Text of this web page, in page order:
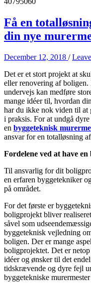
Få en
din nye
December 12, 2018 /
Det er et stort projekt at
eller renovering af
undervejs kan medføre
mange idéer til, hvordan
har du ikke nok viden til at
i praksis. For at undgå
en byggeteknisk
ansvar for en totalløsning
Fordelene ved at have
Til ansvarlig for dit
en erfaren byggetekniker
på området.
For det første er
boligprojekt bliver
såvel som
byggeteknisk vejledning
boligen. Der er mange
boligprojektet. Det er
idéer og ønsker til det
tidskrævende og dyre fejl
byggetekniske